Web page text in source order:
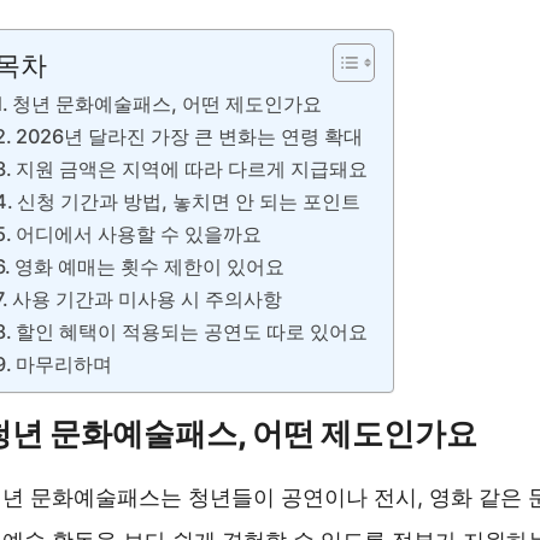
차
청년 문화예술패스, 어떤 제도인가요
2026년 달라진 가장 큰 변화는 연령 확대
지원 금액은 지역에 따라 다르게 지급돼요
신청 기간과 방법, 놓치면 안 되는 포인트
어디에서 사용할 수 있을까요
영화 예매는 횟수 제한이 있어요
사용 기간과 미사용 시 주의사항
할인 혜택이 적용되는 공연도 따로 있어요
마무리하며
년 문화예술패스, 어떤 제도인가요
문화예술패스는 청년들이 공연이나 전시, 영화 같은